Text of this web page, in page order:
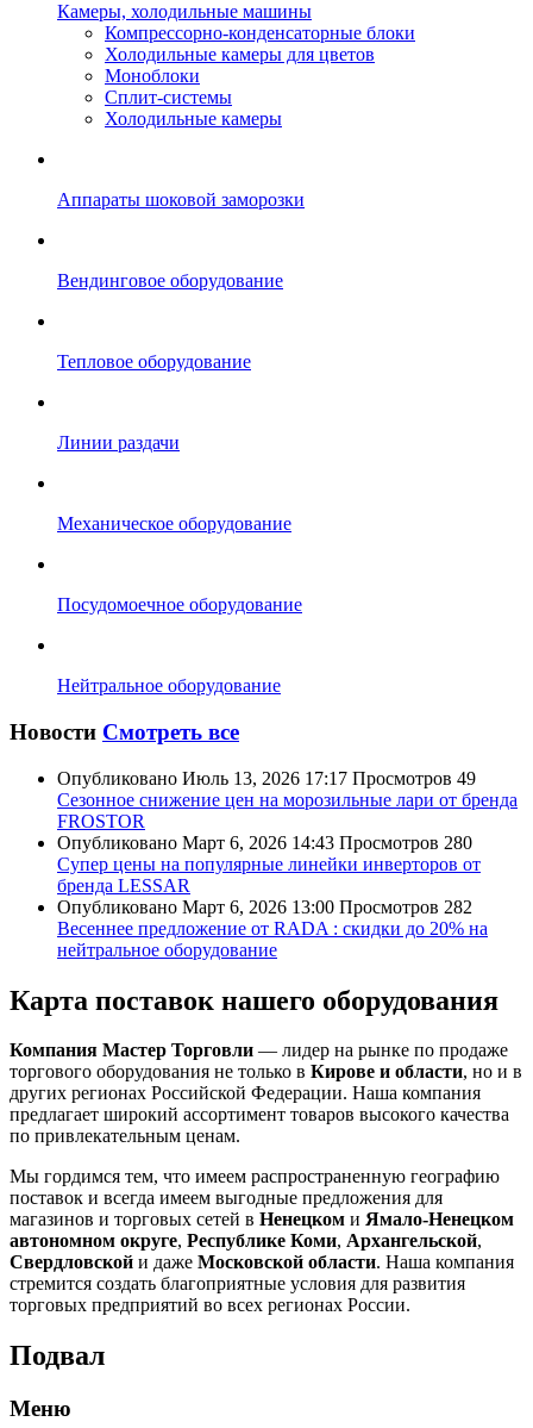
Камеры, холодильные машины
Компрессорно-конденсаторные блоки
Холодильные камеры для цветов
Моноблоки
Сплит-системы
Холодильные камеры
Аппараты шоковой заморозки
Вендинговое оборудование
Тепловое оборудование
Линии раздачи
Механическое оборудование
Посудомоечное оборудование
Нейтральное оборудование
Новости Смотреть все
Опубликовано Июль 13, 2026 17:17 Просмотров 49
Сезонное снижение цен на морозильные лари от бренда
FROSTOR
Опубликовано Март 6, 2026 14:43 Просмотров 280
Супер цены на популярные линейки инверторов от
бренда LESSAR
Опубликовано Март 6, 2026 13:00 Просмотров 282
Весеннее предложение от RADA : скидки до 20% на
нейтральное оборудование
Карта поставок нашего оборудования
Компания Мастер Торговли — лидер на рынке по продаже
торгового оборудования не только в Кирове и области, но и в
других регионах Российской Федерации. Наша компания
предлагает широкий ассортимент товаров высокого качества
по привлекательным ценам.
Мы гордимся тем, что имеем распространенную географию
поставок и всегда имеем выгодные предложения для
магазинов и торговых сетей в Ненецком и Ямало-Ненецком
автономном округе, Республике Коми, Архангельской,
Свердловской и даже Московской области. Наша компания
стремится создать благоприятные условия для развития
торговых предприятий во всех регионах России.
Подвал
Меню